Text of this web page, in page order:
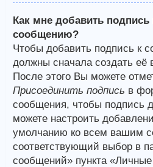
Как мне добавить подпись
сообщению?
Чтобы добавить подпись к
должны сначала создать её
После этого Вы можете
Присоединить подпись в
сообщения, чтобы подпись
можете настроить
умолчанию ко всем вашим
соответствующий выбор в
сообщений» пункта